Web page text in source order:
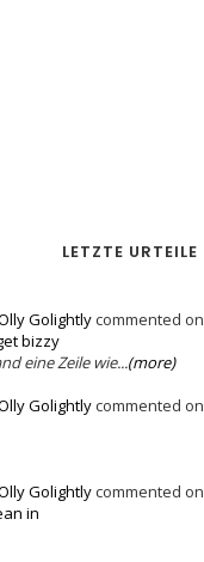
LETZTE URTEILE
Golightlycommented on
bizzy
eine Zeile wie...(more)
Golightlycommented on
Golightlycommented on
in